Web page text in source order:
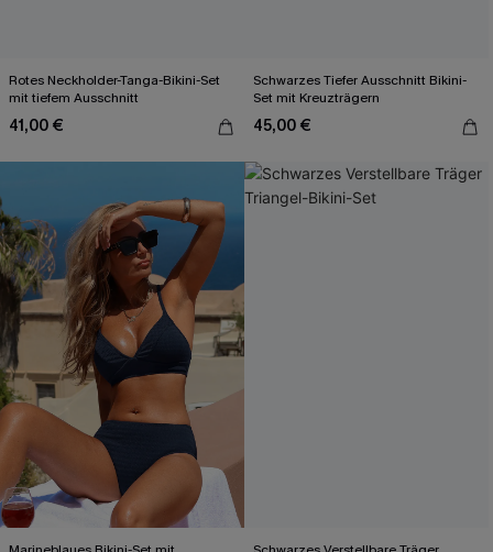
Rotes Neckholder-Tanga-Bikini-Set
mit tiefem Ausschnitt
41,00 €
Schwarzes Tiefer Ausschnitt Bikini-
Set mit Kreuzträgern
45,00 €